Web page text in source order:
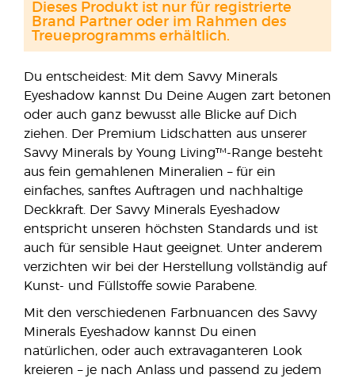
Du entscheidest: Mit dem Savvy Minerals
Eyeshadow kannst Du Deine Augen zart betonen
oder auch ganz bewusst alle Blicke auf Dich
ziehen. Der Premium Lidschatten aus unserer
Savvy Minerals by Young Living™-Range besteht
aus fein gemahlenen Mineralien – für ein
einfaches, sanftes Auftragen und nachhaltige
Deckkraft. Der Savvy Minerals Eyeshadow
entspricht unseren höchsten Standards und ist
auch für sensible Haut geeignet. Unter anderem
verzichten wir bei der Herstellung vollständig auf
Kunst- und Füllstoffe sowie Parabene.
Mit den verschiedenen Farbnuancen des Savvy
Minerals Eyeshadow kannst Du einen
natürlichen, oder auch extravaganteren Look
kreieren – je nach Anlass und passend zu jedem
Dieses Produkt ist nur für registrierte
Brand Partner oder im Rahmen des
Treueprogramms erhältlich.